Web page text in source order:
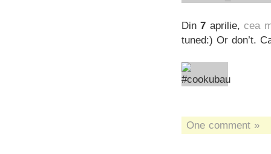
Din 7 aprilie,cea
tuned:) Or don’t.
One comment »